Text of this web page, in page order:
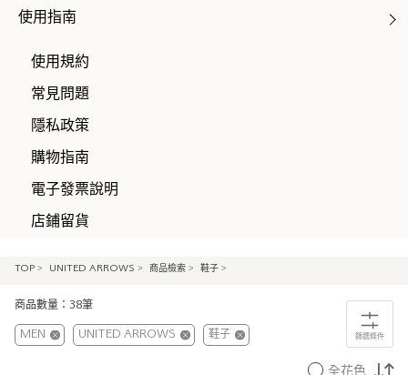
使用指南
使用規約
常見問題
隱私政策
購物指南
電子發票說明
店鋪留貨
TOP > UNITED ARROWS > 商品檢索 > 鞋子 >
商品數量：38筆
篩選條件
MEN UNITED ARROWS 鞋子
全花色